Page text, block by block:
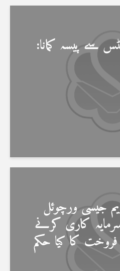
سے پیسہ کمانا:
جیسی ورچوئل
کاری کرنے
کا کیا حکم